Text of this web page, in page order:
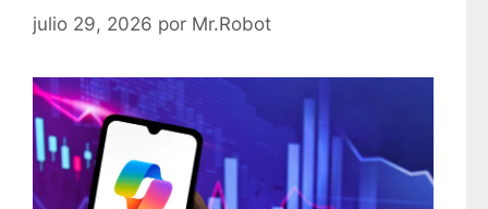
julio 29, 2026 por Mr.Robot